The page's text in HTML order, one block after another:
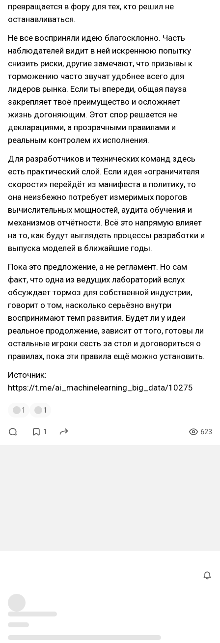
превращается в фору для тех, кто решил не
останавливаться.
Не все восприняли идею благосклонно. Часть
наблюдателей видит в ней искреннюю попытку
снизить риски, другие замечают, что призывы к
торможению часто звучат удобнее всего для
лидеров рынка. Если ты впереди, общая пауза
закрепляет твоё преимущество и осложняет
жизнь догоняющим. Этот спор решается не
декларациями, а прозрачными правилами и
реальным контролем их исполнения.
Для разработчиков и технических команд здесь
есть практический слой. Если идея «ограничителя
скорости» перейдёт из манифеста в политику, то
она неизбежно потребует измеримых порогов
вычислительных мощностей, аудита обучения и
механизмов отчётности. Всё это напрямую влияет
на то, как будут выглядеть процессы разработки и
выпуска моделей в ближайшие годы.
Пока это предложение, а не регламент. Но сам
факт, что одна из ведущих лабораторий вслух
обсуждает тормоз для собственной индустрии,
говорит о том, насколько серьёзно внутри
воспринимают темп развития. Будет ли у идеи
реальное продолжение, зависит от того, готовы ли
остальные игроки сесть за стол и договориться о
правилах, пока эти правила ещё можно установить.
Источник:
https://t.me/ai_machinelearning_big_data/10275
1 1
1 623